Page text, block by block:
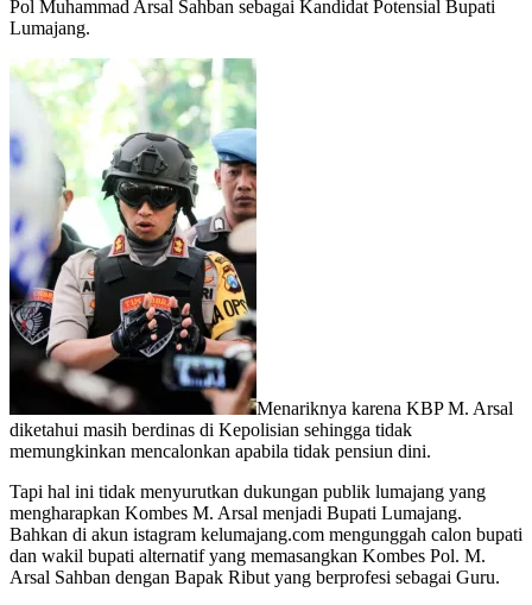
Pol Muhammad Arsal Sahban sebagai Kandidat Potensial Bupati
Lumajang.
Menariknya karena KBP M. Arsal
diketahui masih berdinas di Kepolisian sehingga tidak
memungkinkan mencalonkan apabila tidak pensiun dini.
Tapi hal ini tidak menyurutkan dukungan publik lumajang yang
mengharapkan Kombes M. Arsal menjadi Bupati Lumajang.
Bahkan di akun istagram kelumajang.com mengunggah calon bupati
dan wakil bupati alternatif yang memasangkan Kombes Pol. M.
Arsal Sahban dengan Bapak Ribut yang berprofesi sebagai Guru.